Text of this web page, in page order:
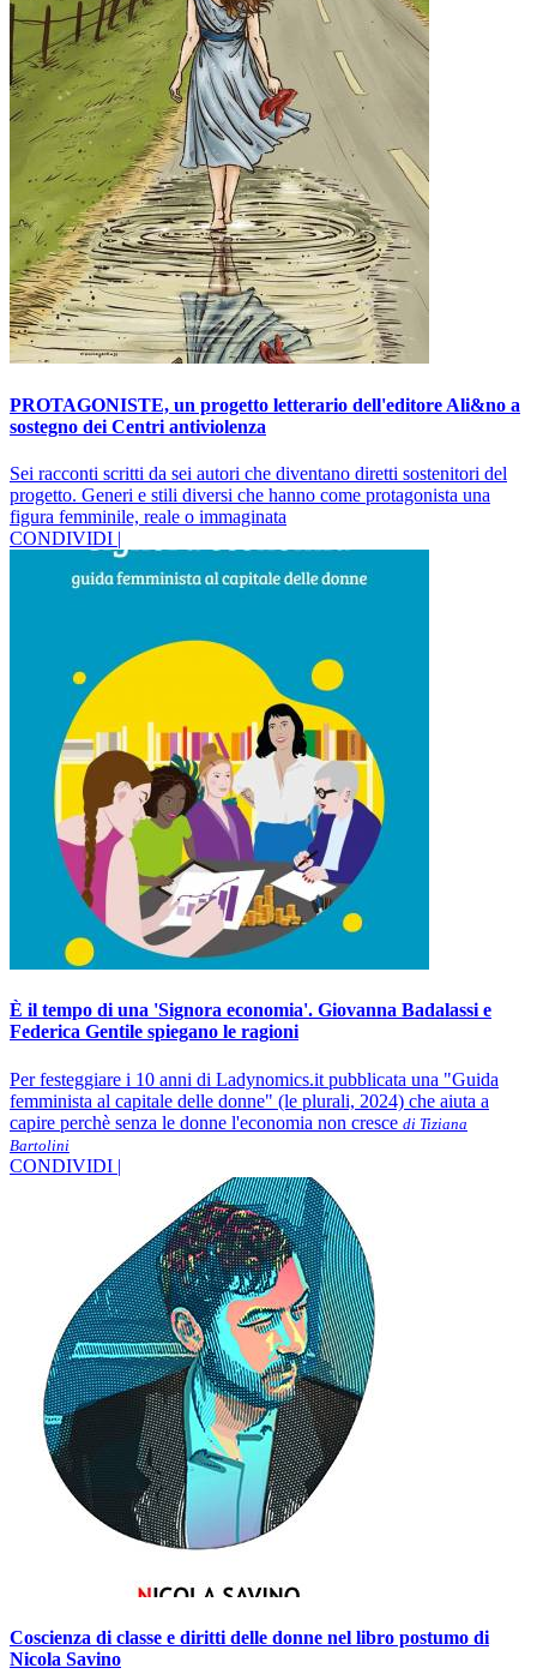
PROTAGONISTE, un progetto letterario dell'editore Ali&no a
sostegno dei Centri antiviolenza
Sei racconti scritti da sei autori che diventano diretti sostenitori del
progetto. Generi e stili diversi che hanno come protagonista una
figura femminile, reale o immaginata
CONDIVIDI |
È il tempo di una 'Signora economia'. Giovanna Badalassi e
Federica Gentile spiegano le ragioni
Per festeggiare i 10 anni di Ladynomics.it pubblicata una "Guida
femminista al capitale delle donne" (le plurali, 2024) che aiuta a
capire perchè senza le donne l'economia non cresce di Tiziana
Bartolini
CONDIVIDI |
Coscienza di classe e diritti delle donne nel libro postumo di
Nicola Savino